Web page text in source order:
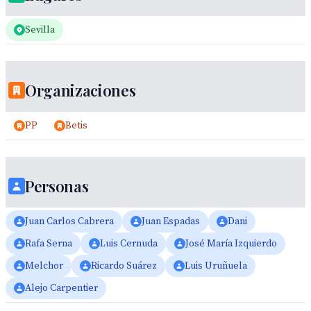
Sevilla
Organizaciones
PP Betis
Personas
Juan Carlos Cabrera Juan Espadas
Dani
Rafa Serna
Luis Cernuda
José María Izquierdo
Melchor
Ricardo Suárez
Luis Uruñuela
Alejo Carpentier